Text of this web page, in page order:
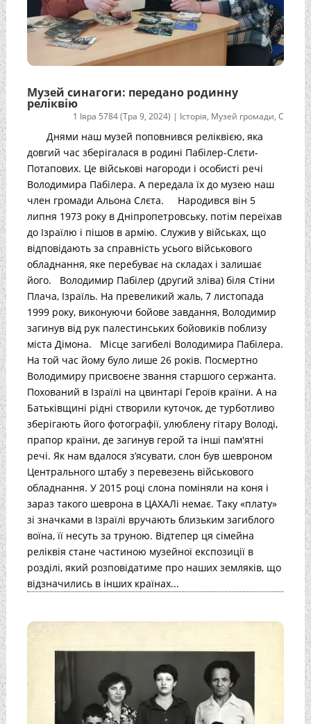
Музей синагоги: передано родинну
реліквію
1 Іяра 5784 (Тра 9, 2024) | Історія, Музей громади,С
Днями наш музей поповнився реліквією, яка
довгий час зберігалася в родині Пабілер-Слєти-
Потапових. Це військові нагороди і особисті речі
Володимира Пабілера. А передала їх до музею наш
член громади Альона Слєта. Народився він 5
липня 1973 року в Дніпропетровську, потім переїхав
до Ізраїлю і пішов в армію. Служив у військах, що
відповідають за справність усього військового
обладнання, яке перебуває на складах і залишає
його. Володимир Пабілер (другий зліва) біля Стіни
Плача, Ізраїль. На превеликий жаль, 7 листопада
1999 року, виконуючи бойове завдання, Володимир
загинув від рук палестинських бойовиків поблизу
міста Дімона. Місце загибелі Володимира Пабілера.
На той час йому було лише 26 років. Посмертно
Володимиру присвоєне звання старшого сержанта.
Похований в Ізраїлі на цвинтарі Героїв країни. А на
Батьківщині рідні створили куточок, де турботливо
зберігають його фотографії, улюблену гітару Володі,
прапор країни, де загинув герой та інші пам'ятні
речі. Як нам вдалося з’ясувати, слон був шевроном
Центрального штабу з перевезень військового
обладнання. У 2015 році слона поміняли на коня і
зараз такого шеврона в ЦАХАЛі немає. Таку «плату»
зі значками в Ізраїлі вручають близьким загиблого
воїна, її несуть за труною. Відтепер ця сімейна
реліквія стане частиною музейної експозиції в
розділі, який розповідатиме про наших земляків, що
відзначились в інших країнах...